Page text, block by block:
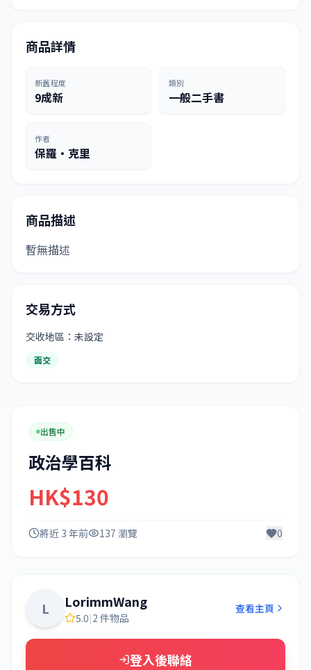
商品詳情
新舊程度
9成新
類別
一般二手書
作者
保羅·克里
商品描述
暫無描述
交易方式
交收地區：未設定
面交
出售中
政治學百科
HK$130
將近 3 年前 137 瀏覽 0
L LorimmWang
5.0|2 件物品
查看主頁
登入後聯絡